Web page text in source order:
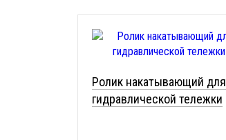
Ролик накатывающий для
гидравлической тележки